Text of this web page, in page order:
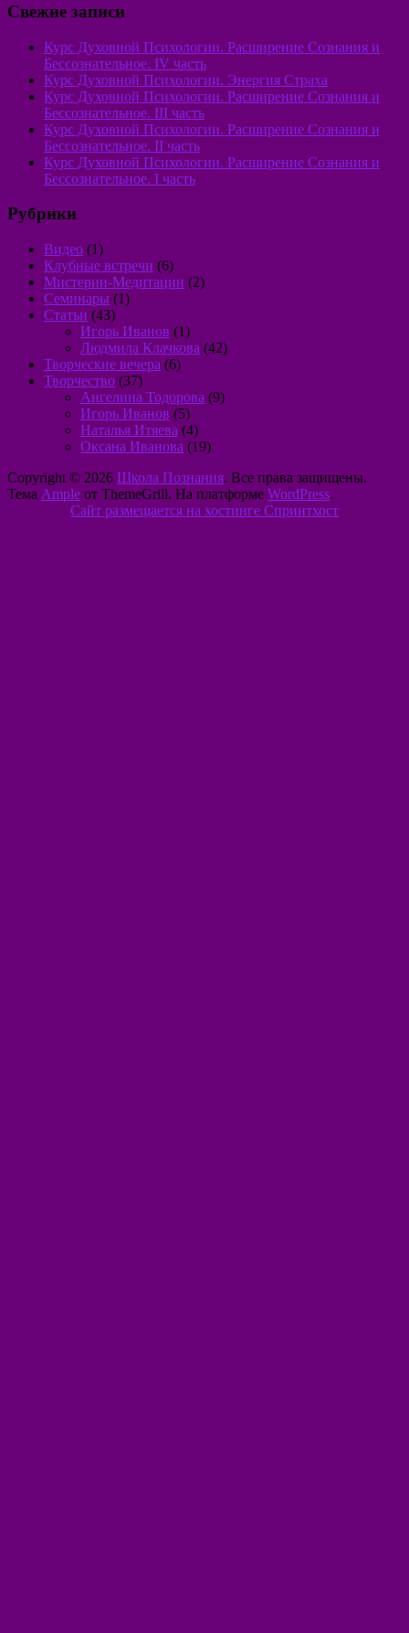
Свежие записи
Курс Духовной Психологии. Расширение Сознания и
Бессознательное. IV часть
Курс Духовной Психологии. Энергия Страха
Курс Духовной Психологии. Расширение Сознания и
Бессознательное. III часть
Курс Духовной Психологии. Расширение Сознания и
Бессознательное. II часть
Курс Духовной Психологии. Расширение Сознания и
Бессознательное. I часть
Рубрики
Видео (1)
Клубные встречи (6)
Мистерии-Медитации (2)
Семинары (1)
Статьи (43)
Игорь Иванов (1)
Людмила Клачкова (42)
Творческие вечера (6)
Творчество (37)
Ангелина Тодорова (9)
Игорь Иванов (5)
Наталья Итяева (4)
Оксана Иванова (19)
Copyright © 2026 Школа Познания. Все права защищены.
Тема Ample от ThemeGrill. На платформе WordPress.
Сайт размещается на хостинге Спринтхост